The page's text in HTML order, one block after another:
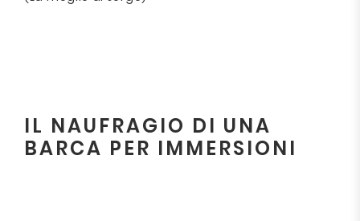
IL NAUFRAGIO DI UNA
BARCA PER IMMERSIONI